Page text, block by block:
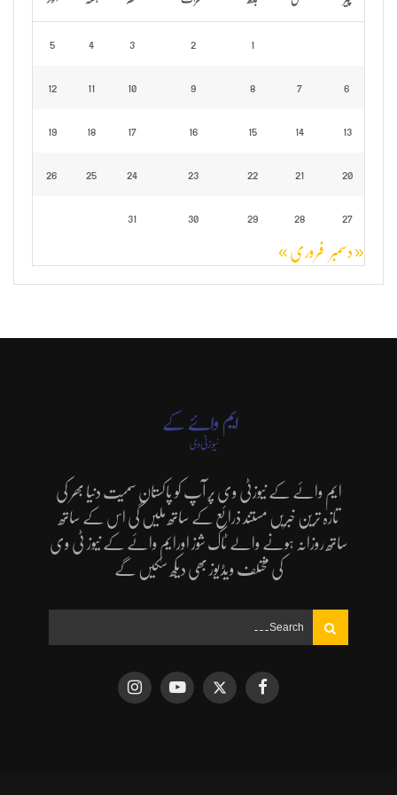
1
2
3
4
5
6
7
8
9
10
11
12
13
14
15
16
17
18
19
20
21
22
23
24
25
26
27
28
29
30
31
« دسمبر فروری »
ایم وائے کے نیوزٹی وی پر آپ کو پاکستان سمیت دنیا بھر کی
تازہ ترین خبریں مستند ذرائع کے ساتھ ملیں گی اس کے ساتھ
ساتھ روزانہ ہونے والے ٹاک شوز اورایم وائے کے نیوز ٹی وی
کی مختلف ویڈیوز بھی دیکھ سکیں گے